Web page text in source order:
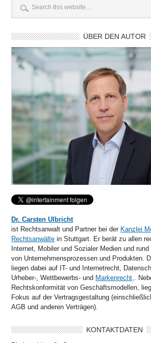
ÜBER DEN AUTOR
Dr. Carsten Ulbricht
ist Rechtsanwalt und Partner bei der Kanzlei
Rechtsanwälte in Stuttgart. Er berät zu allen
Internet, Mobiler und Sozialer Medien und
von Unternehmensprozessen und Produkten.
liegen dabei auf IT- und Internetrecht,
Urheber-, Wettbewerbs- und Markenrecht,
.
Rechtskonformität von Geschäftsmodellen,
Fokus auf der Vertragsgestaltung
AGB und anderen Verträgen).
KONTAKTDATEN